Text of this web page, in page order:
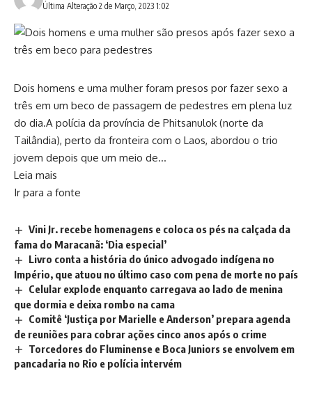
Última Alteração 2 de Março, 2023 1:02
Dois homens e uma mulher foram presos por fazer sexo a
três em um beco de passagem de pedestres em plena luz
do dia.A polícia da província de Phitsanulok (norte da
Tailândia), perto da fronteira com o Laos, abordou o trio
jovem depois que um meio de…
Leia mais
Ir para a fonte
Vini Jr. recebe homenagens e coloca os pés na calçada da
fama do Maracanã: ‘Dia especial’
Livro conta a história do único advogado indígena no
Império, que atuou no último caso com pena de morte no país
Celular explode enquanto carregava ao lado de menina
que dormia e deixa rombo na cama
Comitê ‘Justiça por Marielle e Anderson’ prepara agenda
de reuniões para cobrar ações cinco anos após o crime
Torcedores do Fluminense e Boca Juniors se envolvem em
pancadaria no Rio e polícia intervém